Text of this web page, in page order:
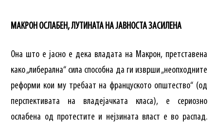
МАКРОН ОСЛАБЕН, ЛУТИНАТА НА ЈАВНОСТА ЗАСИЛЕНА
Она што е јасно е дека владата на Макрон, претставена
како „либерална“ сила способна да ги изврши „неопходните
реформи кои му требаат на француското општество“ (од
перспективата на владејачката класа), е сериозно
ослабена од протестите и нејзината власт е во распад.